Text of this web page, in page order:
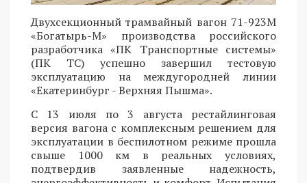
Двухсекционный трамвайный вагон 71-923М
«Богатырь-М» производства российского
разработчика «ПК Транспортные системы»
(ПК ТС) успешно завершил тестовую
эксплуатацию на междугородней линии
«Екатеринбург - Верхняя Пышма».
С 13 июля по 3 августа рестайлинговая
версия вагона с комплексным решением для
эксплуатации в беспилотном режиме прошла
свыше 1000 км в реальных условиях,
подтвердив заявленные надежность,